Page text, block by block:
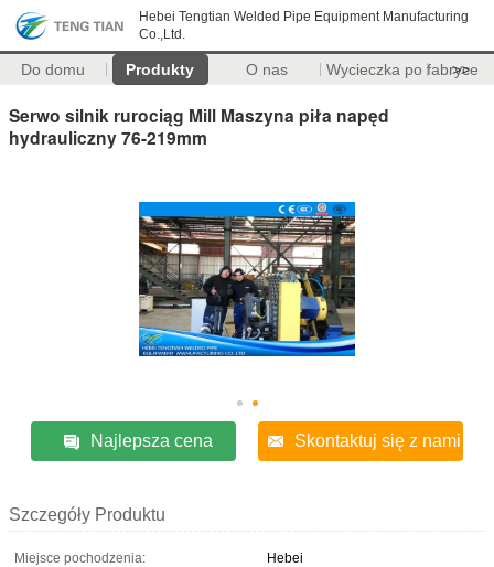
Hebei Tengtian Welded Pipe Equipment Manufacturing
Co.,Ltd.
Do domu Produkty O nas Wycieczka po fabryce
>>
Serwo silnik rurociąg Mill Maszyna piła napęd
hydrauliczny 76-219mm
Najlepsza cena Skontaktuj się z nami
Szczegóły Produktu
Miejsce pochodzenia:
Hebei